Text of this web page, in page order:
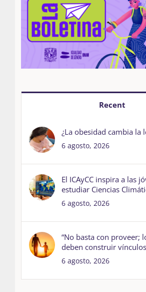
Recent
¿La obesidad cambia la
6 agosto, 2026
El ICAyCC inspira a las
estudiar Ciencias
6 agosto, 2026
“No basta con proveer;
deben construir
6 agosto, 2026